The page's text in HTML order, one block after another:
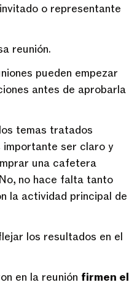
o representante
reunión.
pueden empezar
antes de aprobarla
temas tratados
importante ser claro y
una cafetera
no hace falta tanto
la actividad principal de
los resultados en el
en la reunión firmen el